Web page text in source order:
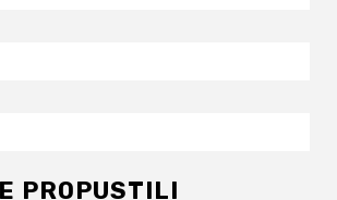
PROPUSTILI